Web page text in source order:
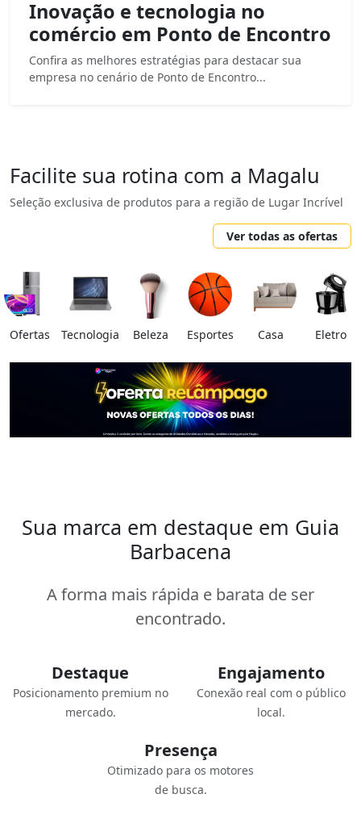
Inovação e tecnologia no
comércio em Ponto de Encontro
Confira as melhores estratégias para destacar sua
empresa no cenário de Ponto de Encontro...
Facilite sua rotina com a Magalu
Seleção exclusiva de produtos para a região de Lugar Incrível
Ver todas as ofertas
Ofertas Tecnologia Beleza Esportes Casa Eletro
Sua marca em destaque em Guia
Barbacena
A forma mais rápida e barata de ser
encontrado.
Destaque
Posicionamento premium no
mercado.
Engajamento
Conexão real com o público
local.
Presença
Otimizado para os motores
de busca.